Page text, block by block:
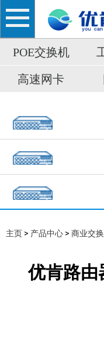
POE交换机
高速网卡
主页 > 产品中心 > 商业交
优肯路由